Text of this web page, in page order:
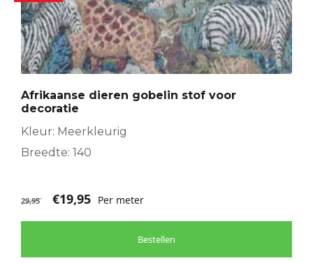
Afrikaanse dieren gobelin stof voor
decoratie
Kleur: Meerkleurig
Breedte: 140
29,95 €19,95 Per meter
Bestellen